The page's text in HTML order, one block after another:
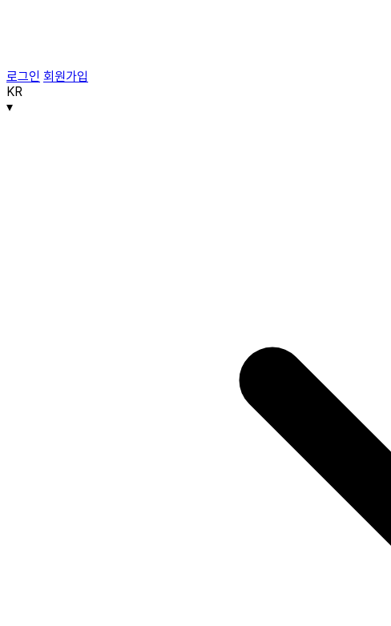
로그인 회원가입
KR
▾